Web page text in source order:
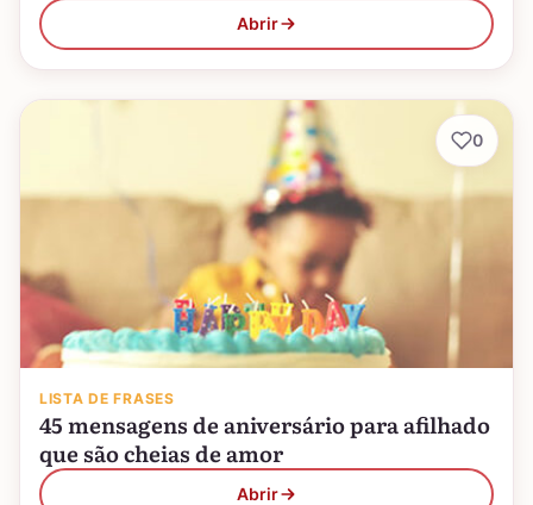
Abrir
LISTA DE FRASES
45 mensagens de aniversário para afilhado
que são cheias de amor
Abrir
0